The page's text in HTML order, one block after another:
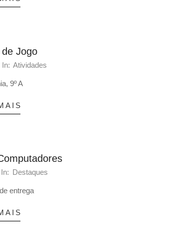
Jogo
In: Atividades
9º A
In: Destaques
entrega